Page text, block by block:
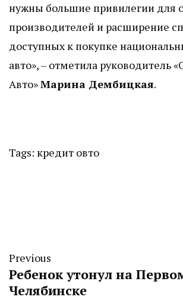
нужны большие привилегии для
производителей и расширение
доступных к покупке
авто», – отметила руководитель
Авто»Марина Дембицкая.
Tags: кредит овто
Previous
Ребенок утонул на
Челябинске